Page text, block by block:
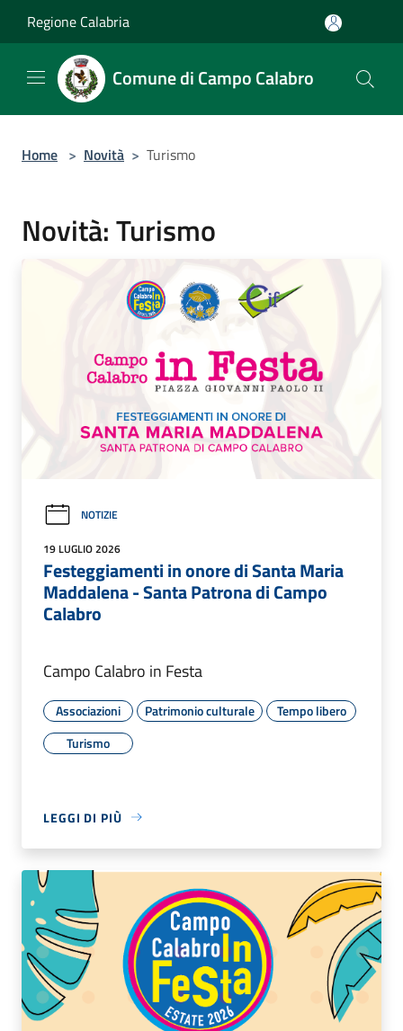
Regione Calabria
Comune di Campo Calabro
Home > Novità > Turismo
Novità: Turismo
NOTIZIE
19 LUGLIO 2026
Festeggiamenti in onore di Santa Maria
Maddalena - Santa Patrona di Campo
Calabro
Campo Calabro in Festa
Associazioni Patrimonio culturale
Tempo libero
Turismo
LEGGI DI PIÙ